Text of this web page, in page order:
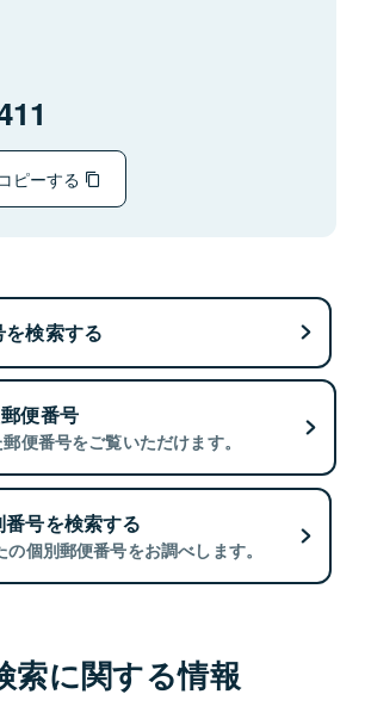
ピーする
検索する
便番号
便番号をご覧いただけます。
号を検索する
個別郵便番号をお調べします。
索に関する情報